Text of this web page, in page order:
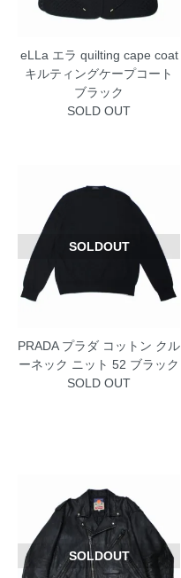
eLLa エラ quilting cape coat
キルティングケープコート
ブラック
SOLD OUT
SOLDOUT
PRADA プラダ コットン クル
ーネック ニット 52 ブラック
SOLD OUT
SOLDOUT